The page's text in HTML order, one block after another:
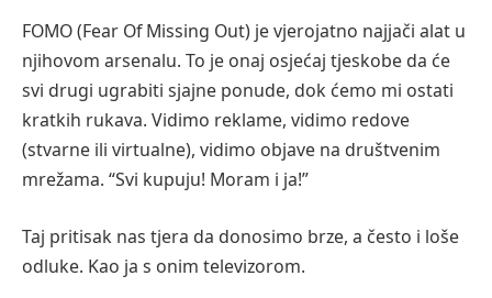
FOMO (Fear Of Missing Out) je vjerojatno najjači alat u
njihovom arsenalu. To je onaj osjećaj tjeskobe da će
svi drugi ugrabiti sjajne ponude, dok ćemo mi ostati
kratkih rukava. Vidimo reklame, vidimo redove
(stvarne ili virtualne), vidimo objave na društvenim
mrežama. “Svi kupuju! Moram i ja!”
Taj pritisak nas tjera da donosimo brze, a često i loše
odluke. Kao ja s onim televizorom.